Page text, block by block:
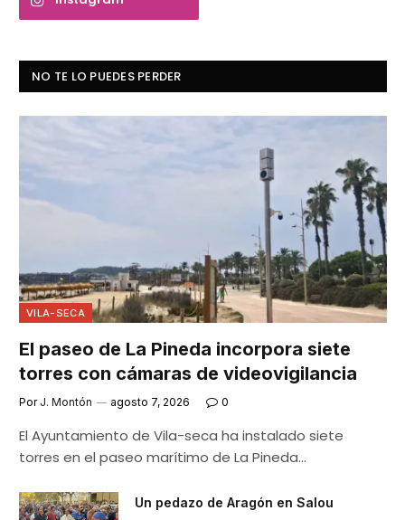
NO TE LO PUEDES PERDER
VILA-SECA
El paseo de La Pineda incorpora siete
torres con cámaras de videovigilancia
Por J. Montón agosto 7, 2026 0
El Ayuntamiento de Vila-seca ha instalado siete
torres en el paseo marítimo de La Pineda…
Un pedazo de Aragón en Salou